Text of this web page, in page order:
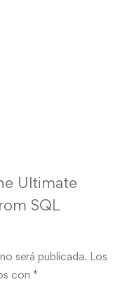
Ultimate
SQL
será publicada. Los
con *